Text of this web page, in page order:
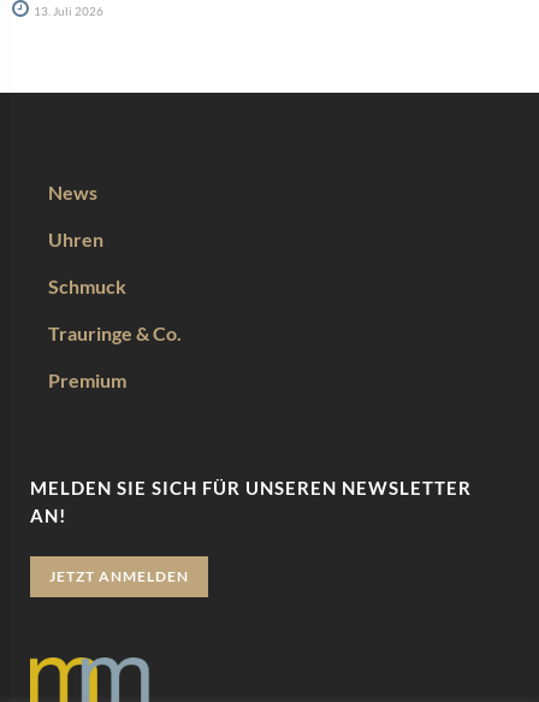
13. Juli 2026
News
Uhren
Schmuck
Trauringe & Co.
Premium
MELDEN SIE SICH FÜR UNSEREN NEWSLETTER
AN!
JETZT ANMELDEN